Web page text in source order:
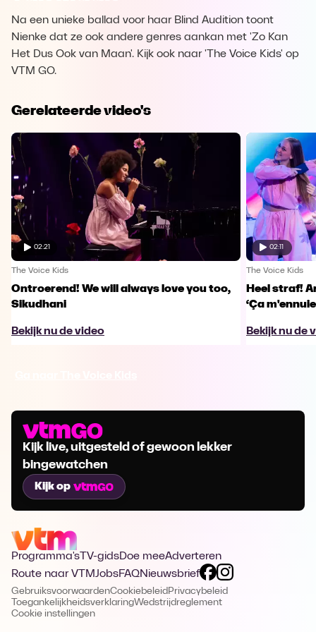
Na een unieke ballad voor haar Blind Audition toont
Nienke dat ze ook andere genres aankan met 'Zo Kan
Het Dus Ook van Maan'. Kijk ook naar 'The Voice Kids' op
VTM GO.
Gerelateerde video's
02:21
The Voice Kids
Ontroerend! We will always love you too,
Sikudhani
Bekijk nu de video
02:11
The Voice Kids
Heel straf!
‘Ça
Bekijk nu de
Kijk live, uitgesteld of gewoon lekker
bingewatchen
Kijk op
Programma's TV-gidsDoe meeAdverteren
Route naar VTMJobsFAQNieuwsbrief
GebruiksvoorwaardenCookiebeleid Privacybeleid
ToegankelijkheidsverklaringWedstrijdreglement
Cookie instellingen